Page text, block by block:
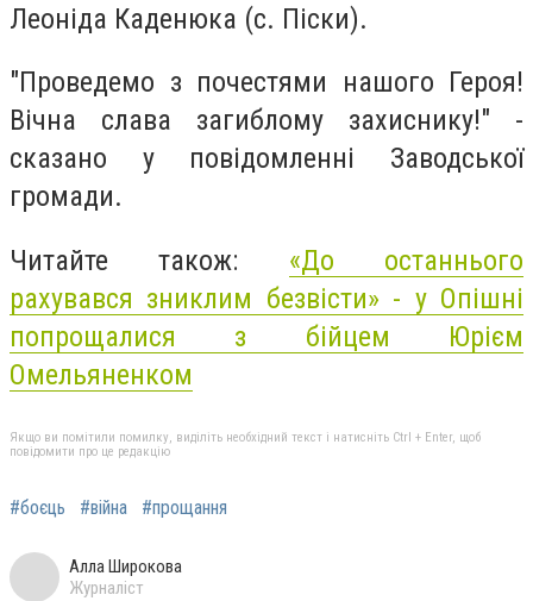
Леоніда Каденюка (с. Піски).
"Проведемо з почестями нашого Героя!
Вічна слава загиблому захиснику!" -
сказано у повідомленні Заводської
громади.
Читайте також: «До останнього
рахувався зниклим безвісти» - у Опішні
попрощалися з бійцем Юрієм
Омельяненком
Якщо ви помітили помилку, виділіть необхідний текст і натисніть Ctrl + Enter, щоб
повідомити про це редакцію
#боєць #війна #прощання
Алла Широкова
Журналіст